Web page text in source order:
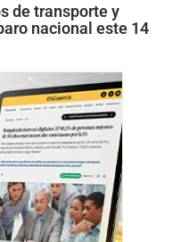
de transporte y
nacional este 14